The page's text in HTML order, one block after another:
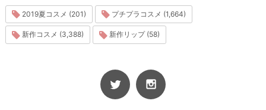
2019夏コスメ (201) プチプラコスメ (1,664)
新作コスメ (3,388) 新作リップ (58)